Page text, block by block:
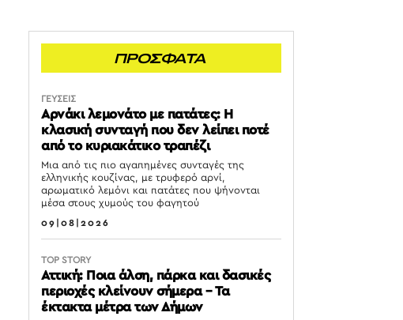
ΠΡΟΣΦΑΤΑ
ΓΕΥΣΕΙΣ
Αρνάκι λεμονάτο με πατάτες: Η
κλασική συνταγή που δεν λείπει ποτέ
από το κυριακάτικο τραπέζι
Μια από τις πιο αγαπημένες συνταγές της
ελληνικής κουζίνας, με τρυφερό αρνί,
αρωματικό λεμόνι και πατάτες που ψήνονται
μέσα στους χυμούς του φαγητού
09|08|2026
TOP STORY
Αττική: Ποια άλση, πάρκα και δασικές
περιοχές κλείνουν σήμερα – Τα
έκτακτα μέτρα των Δήμων